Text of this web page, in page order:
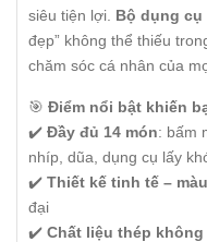
siêu tiện lợi. Bộ dụng cụ
đẹp” không thể thiếu
chăm sóc cá nhân của
🎯 Điểm nổi bật khiến
✔️ Đầy đủ 14 món: bấm
nhíp, dũa, dụng cụ lấy
✔️ Thiết kế tinh tế –
đại
✔️ Chất liệu thép